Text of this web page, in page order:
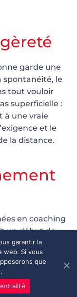
garde une
spontanéité, le
tout vouloir
superficielle :
à une vraie
et le
la distance.
en coaching
un début de
après
par peur
sur ces repères
à
en
garantir la
web. Si vous
que